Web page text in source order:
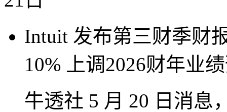
Intuit 发布第三财季财
10% 上调2026财年业
牛透社 5 月 20 日消息